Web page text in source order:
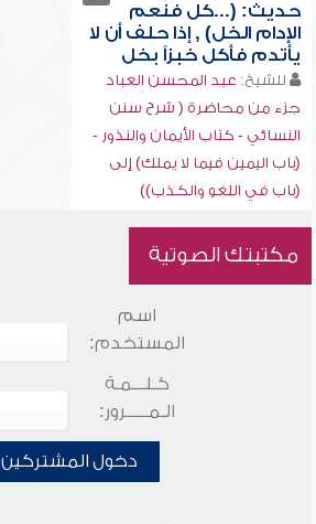
حديث: (...كل فنعم
الإدام الخل) , إذا حلف أن لا
يأتدم فأكل خبزاً بخل
للشيخ: عبد المحسن العباد
جزء من محاضرة ( شرح سنن
النسائي - كتاب الأيمان والنذور -
(باب اليمين فيما لا يملك) إلى
(باب في اللغو والكذب))
مكتبتك الصوتية
اسم
المستخدم:
كـلـــمـة
الـمـــــرور:
دخول المشتركين